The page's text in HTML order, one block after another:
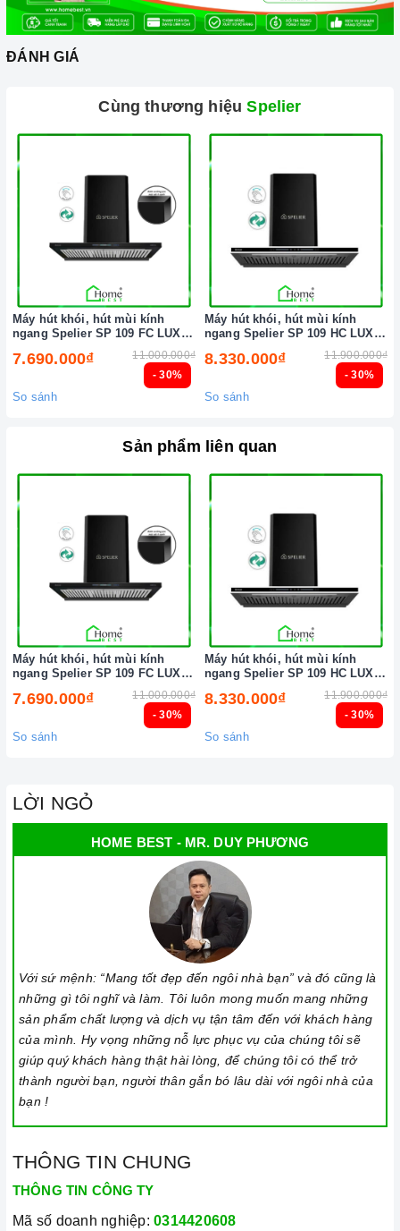
Đến với Home Best, chúng tôi tự hào cung cấp đến khách hàng
chất lượng và nguồn gốc sản phẩm chính hãng. Chúng tôi tự
nhất.
Xem thêm tại đây:
Home Best Care - Trung tâm bảo trì, sửa
chữa thiết bị nhà bếp cao cấp
ĐÁNH GIÁ
Cùng thương hiệuSpelier
- 30%
Máy hút khói, hút mùi kính
ngang Spelier SP 109 FC LUX (
7.690.000₫ 11.000.000₫
So sánh
- 30%
Máy hút khói, hút mùi kính
ngang Spelier SP 109 HC LUX (
8.330.000₫ 11.900.000₫
So sánh
Sản phẩm liên quan
- 30%
Máy hút khói, hút mùi kính
ngang Spelier SP 109 FC LUX (
7.690.000₫ 11.000.000₫
So sánh
- 30%
Máy hút khói, hút mùi kính
ngang Spelier SP 109 HC LUX (
8.330.000₫ 11.900.000₫
So sánh
LỜI NGỎ
HOME BEST - MR. DUY PHƯƠNG
Với sứ mệnh: “Mang tốt đẹp đến ngôi nhà bạn” và đó cũng là
những gì tôi nghĩ và làm. Tôi luôn mong muốn mang những
sản phẩm chất lượng và dịch vụ tận tâm đến với khách hàng
của mình. Hy vọng những nỗ lực phục vụ của chúng tôi sẽ
giúp quý khách hàng thật hài lòng, để chúng tôi có thể trở
thành người bạn, người thân gắn bó lâu dài với ngôi nhà của
bạn !
THÔNG TIN CHUNG
THÔNG TIN CÔNG TY
Mã số doanh nghiệp: 0314420608